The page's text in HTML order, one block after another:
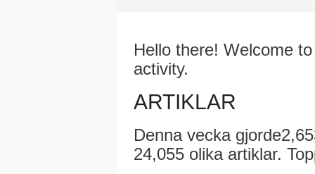
Hello there! Welcome
activity.
ARTIKLAR
Denna vecka
24,055 olika artiklar.